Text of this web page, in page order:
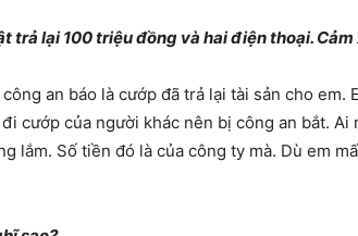
lại 100 triệu đồng và hai điện thoại.
an báo là cướp đã trả lại tài sản cho
cướp của người khác nên bị công an bắt.
lắm. Số tiền đó là của công ty mà. Dù em